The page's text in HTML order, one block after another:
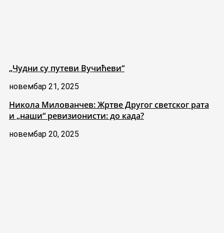
„Чудни су путеви Вучићеви“
новембар 21, 2025
Никола Милованчев: Жртве Другог светског рата
и „наши“ ревизионисти: до када?
новембар 20, 2025